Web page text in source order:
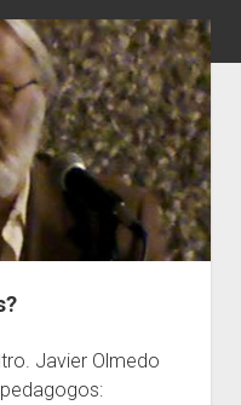
Javier Olmedo